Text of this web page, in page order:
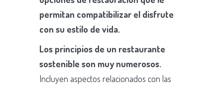
permitan compatibilizar el disfrute
con su estilo de vida.
Los principios de un restaurante
sostenible son muy numerosos.
Incluyen aspectos relacionados con las